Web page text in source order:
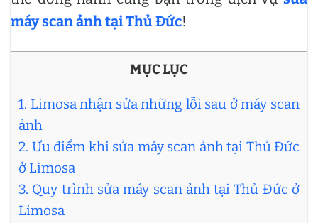
máy scan ảnh tại Thủ Đức!
MỤC LỤC
1. Limosa nhận sửa những lỗi sau ở máy scan
ảnh
2. Ưu điểm khi sửa máy scan ảnh tại Thủ Đức
ở Limosa
3. Quy trình sửa máy scan ảnh tại Thủ Đức ở
Limosa